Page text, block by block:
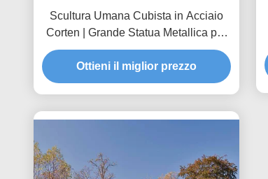
Scultura Umana Cubista in Acciaio
Corten | Grande Statua Metallica per
Arte Pubblica
Ottieni il miglior prezzo